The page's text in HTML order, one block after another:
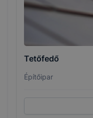
Tetőfedő
Építőipar